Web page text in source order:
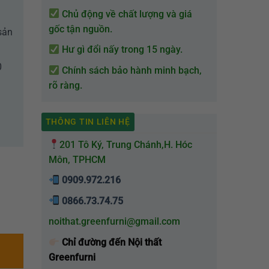
Chủ động về chất lượng và giá
gốc tận nguồn.
Hư gì đổi nấy trong 15 ngày.
Chính sách bảo hành minh bạch,
rõ ràng.
THÔNG TIN LIÊN HỆ
201 Tô Ký, Trung Chánh,H. Hóc
Môn, TPHCM
0909.972.216
0866.73.74.75
noithat.greenfurni@gmail.com
Chỉ đường đến Nội thất
Greenfurni